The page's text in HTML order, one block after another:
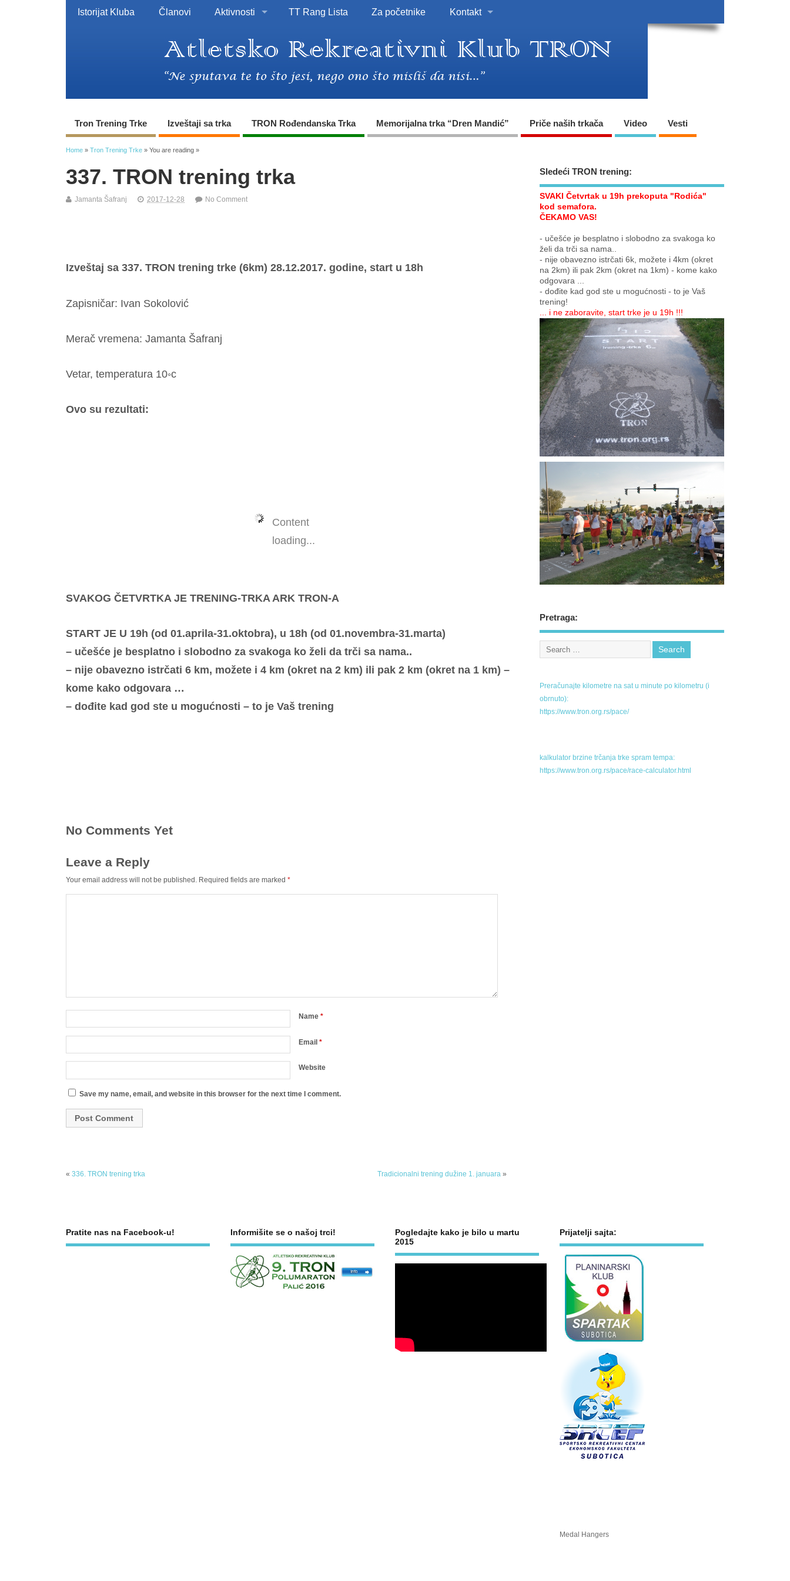
Istorijat Kluba Članovi Aktivnosti TT Rang Lista Za početnike Kontakt
Tron Trening Trke Izveštaji sa trka TRON Rođendanska Trka Memorijalna trka “Dren Mandić” Priče naših trkača Video Vesti
Home » Tron Trening Trke » You are reading »
337. TRON trening trka
Jamanta Šafranj 2017-12-28 No Comment
Izveštaj sa 337. TRON trening trke (6km) 28.12.2017. godine, start u 18h
Zapisničar: Ivan Sokolović
Merač vremena: Jamanta Šafranj
Vetar, temperatura 10◦c
Ovo su rezultati:
Content
loading...
SVAKOG ČETVRTKA JE TRENING-TRKA ARK TRON-A
START JE U 19h (od 01.aprila-31.oktobra), u 18h (od 01.novembra-31.marta)
– učešće je besplatno i slobodno za svakoga ko želi da trči sa nama..
– nije obavezno istrčati 6 km, možete i 4 km (okret na 2 km) ili pak 2 km (okret na 1 km) –
kome kako odgovara …
– dođite kad god ste u mogućnosti – to je Vaš trening
No Comments Yet
Leave a Reply
Your email address will not be published. Required fields are marked *
Name *
Email *
Website
Save my name, email, and website in this browser for the next time I comment.
« 336. TRON trening trka Tradicionalni trening dužine 1. januara»
Sledeći TRON trening:
SVAKI Četvrtak u 19h prekoputa "Rodića"
kod semafora.
ČEKAMO VAS!
- učešće je besplatno i slobodno za svakoga ko
želi da trči sa nama..
- nije obavezno istrčati 6k, možete i 4km (okret
na 2km) ili pak 2km (okret na 1km) - kome kako
odgovara ...
- dođite kad god ste u mogućnosti - to je Vaš
trening!
... i ne zaboravite, start trke je u 19h !!!
Pretraga:
Preračunajte kilometre na sat u minute po kilometru (i
obrnuto):
https://www.tron.org.rs/pace/
kalkulator brzine trčanja trke spram tempa:
https://www.tron.org.rs/pace/race-calculator.html
Pratite nas na Facebook-u! Informišite se o našoj trci!
Pogledajte kako je bilo u martu
2015
Prijatelji sajta:
Medal Hangers